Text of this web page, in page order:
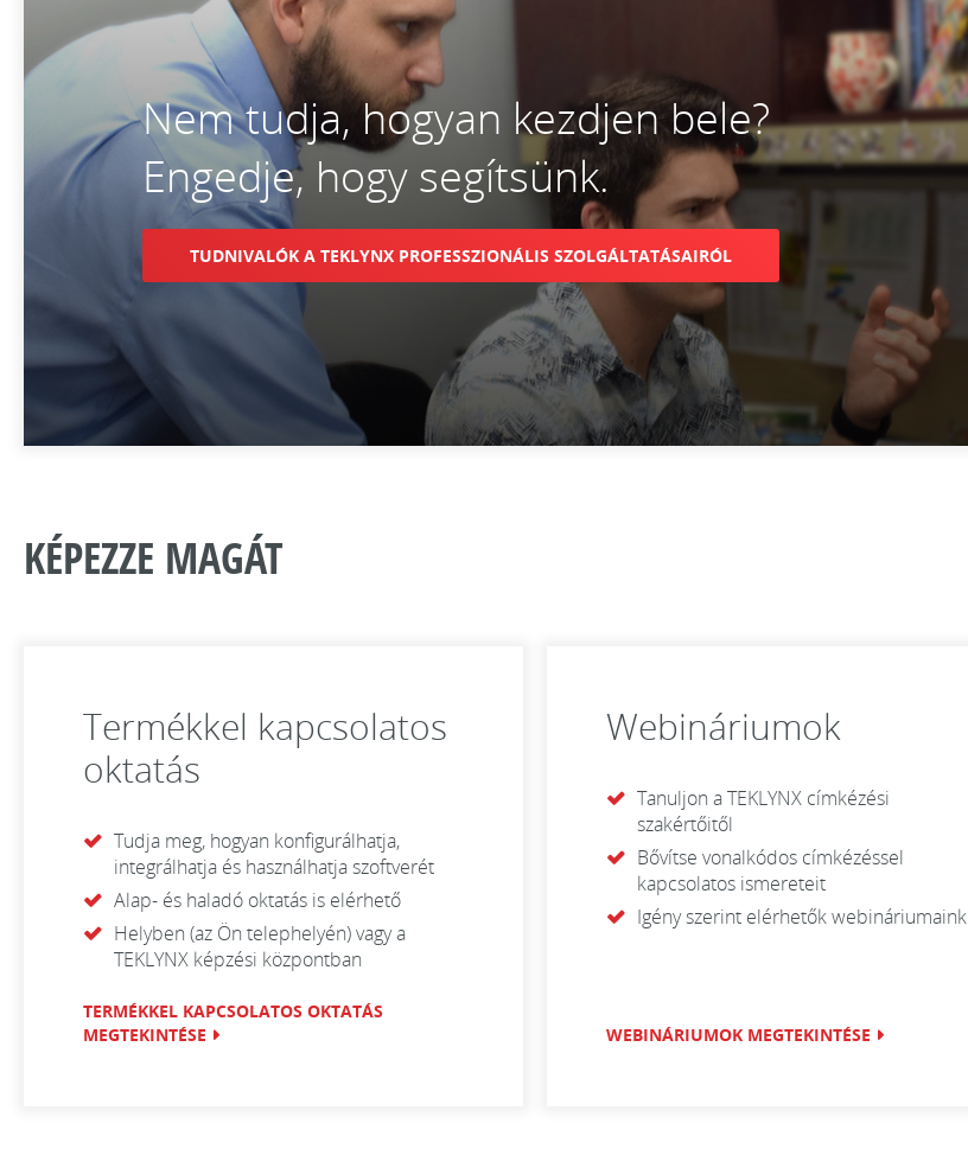
Nem tudja, hogyan kezdjen bele?
Engedje, hogy segítsünk.
TUDNIVALÓK A TEKLYNX PROFESSZIONÁLIS SZOLGÁLTATÁSAIRÓL
KÉPEZZE MAGÁT
Termékkel kapcsolatos
oktatás
Tudja meg, hogyan konfigurálhatja,
integrálhatja és használhatja szoftverét
Alap- és haladó oktatás is elérhető
Helyben (az Ön telephelyén) vagy a
TEKLYNX képzési központban
TERMÉKKEL KAPCSOLATOS OKTATÁS
MEGTEKINTÉSE
Webináriumok
Tanuljon a TEKLYNX címkézési
szakértőitől
Bővítse vonalkódos címkézéssel
kapcsolatos ismereteit
Igény szerint elérhetők webináriumaink
WEBINÁRIUMOK MEGTEKINTÉSE